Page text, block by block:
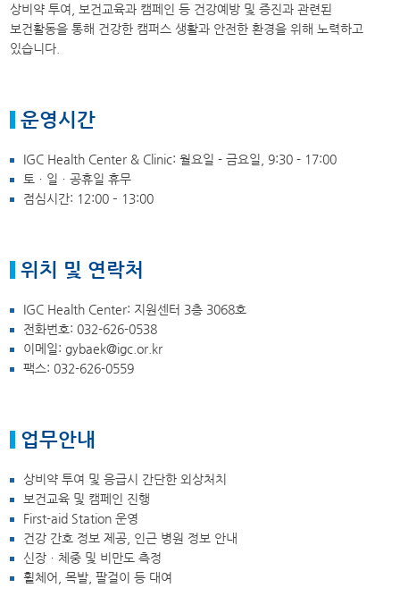
상비약 투여, 보건교육과 캠페인 등 건강예방 및 증진과 관련된
보건활동을 통해 건강한 캠퍼스 생활과 안전한 환경을 위해 노력하고
있습니다.
운영시간
IGC Health Center & Clinic: 월요일 - 금요일, 9:30 - 17:00
토ㆍ일ㆍ공휴일 휴무
점심시간: 12:00 – 13:00
위치 및 연락처
IGC Health Center: 지원센터 3층 3068호
전화번호:032-626-0538
이메일: gybaek@igc.or.kr
팩스: 032-626-0559
업무안내
상비약 투여 및 응급시 간단한 외상처치
보건교육 및 캠페인 진행
First-aid Station 운영
건강 간호 정보 제공, 인근 병원 정보 안내
신장ㆍ체중 및 비만도 측정
휠체어, 목발, 팔걸이 등 대여